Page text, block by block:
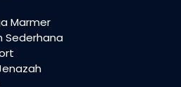
Marmer
Sederhana